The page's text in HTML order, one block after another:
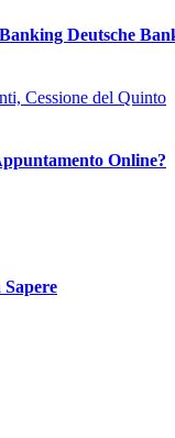
Deutsche
Online?